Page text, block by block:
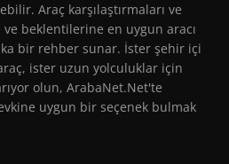
Araç karşılaştırmaları ve
beklentilerine en uygun aracı
bir rehber sunar. İster şehir içi
ister uzun yolculuklar için
olun, ArabaNet.Net'te
uygun bir seçenek bulmak